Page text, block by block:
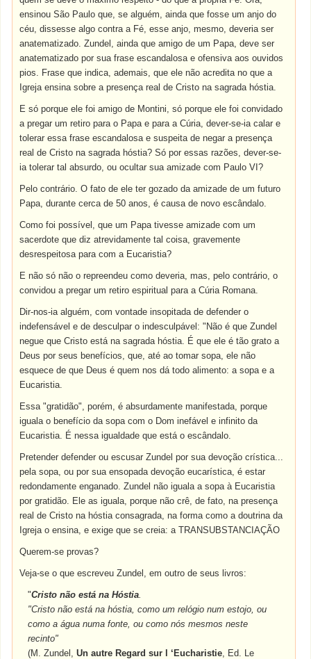
ensinou São Paulo que, se alguém, ainda que fosse um anjo do
céu, dissesse algo contra a Fé, esse anjo, mesmo, deveria ser
anatematizado. Zundel, ainda que amigo de um Papa, deve ser
anatematizado por sua frase escandalosa e ofensiva aos ouvidos
pios. Frase que indica, ademais, que ele não acredita no que a
Igreja ensina sobre a presença real de Cristo na sagrada hóstia.
E só porque ele foi amigo de Montini, só porque ele foi convidado
a pregar um retiro para o Papa e para a Cúria, dever-se-ia calar e
tolerar essa frase escandalosa e suspeita de negar a presença
real de Cristo na sagrada hóstia? Só por essas razões, dever-se-
ia tolerar tal absurdo, ou ocultar sua amizade com Paulo VI?
Pelo contrário. O fato de ele ter gozado da amizade de um futuro
Papa, durante cerca de 50 anos, é causa de novo escândalo.
Como foi possível, que um Papa tivesse amizade com um
sacerdote que diz atrevidamente tal coisa, gravemente
desrespeitosa para com a Eucaristia?
E não só não o repreendeu como deveria, mas, pelo contrário, o
convidou a pregar um retiro espiritual para a Cúria Romana.
Dir-nos-ia alguém, com vontade insopitada de defender o
indefensável e de desculpar o indesculpável: "Não é que Zundel
negue que Cristo está na sagrada hóstia. É que ele é tão grato a
Deus por seus benefícios, que, até ao tomar sopa, ele não
esquece de que Deus é quem nos dá todo alimento: a sopa e a
Eucaristia.
Essa "gratidão", porém, é absurdamente manifestada, porque
iguala o benefício da sopa com o Dom inefável e infinito da
Eucaristia. É nessa igualdade que está o escândalo.
Pretender defender ou escusar Zundel por sua devoção crística...
pela sopa, ou por sua ensopada devoção eucarística, é estar
redondamente enganado. Zundel não iguala a sopa à Eucaristia
por gratidão. Ele as iguala, porque não crê, de fato, na presença
real de Cristo na hóstia consagrada, na forma como a doutrina da
Igreja o ensina, e exige que se creia: a TRANSUBSTANCIAÇÃO
Querem-se provas?
Veja-se o que escreveu Zundel, em outro de seus livros:
"Cristo não está na Hóstia.
"Cristo não está na hóstia, como um relógio num estojo, ou
como a água numa fonte, ou como nós mesmos neste
recinto"
(M. Zundel,Un autre Regard sur l ‘Eucharistie, Ed. Le